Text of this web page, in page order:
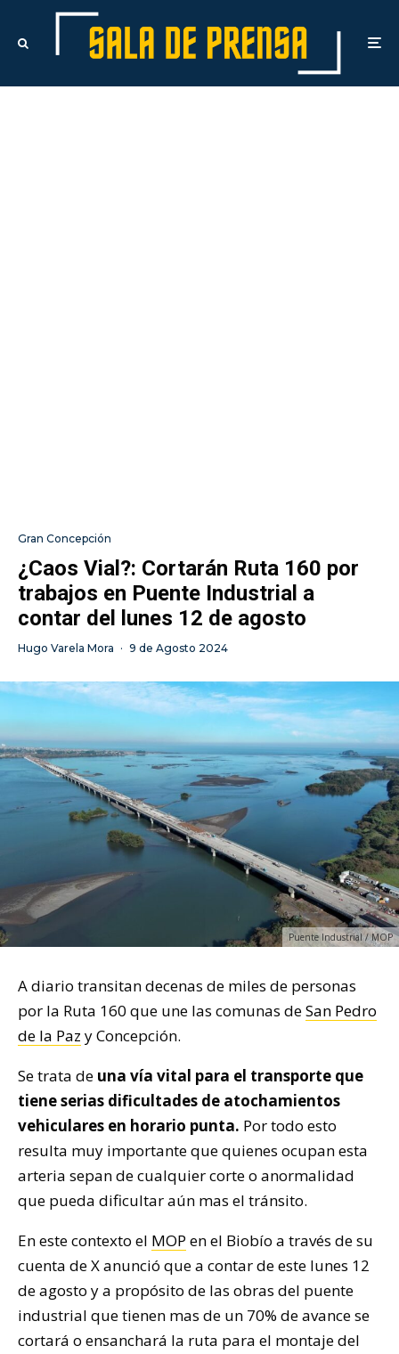
Gran Concepción
¿Caos Vial?: Cortarán Ruta 160 por
trabajos en Puente Industrial a
contar del lunes 12 de agosto
Hugo Varela Mora · 9 de Agosto 2024
Puente Industrial / MOP
A diario transitan decenas de miles de personas
por la Ruta 160 que une las comunas deSan Pedro
de la Paz y Concepción.
Se trata de una vía vital para el transporte que
tiene serias dificultades de atochamientos
vehiculares en horario punta. Por todo esto
resulta muy importante que quienes ocupan esta
arteria sepan de cualquier corte o anormalidad
que pueda dificultar aún mas el tránsito.
En este contexto el MOP en el Biobío a través de su
cuenta de X anunció que a contar de este lunes 12
de agosto y a propósito de las obras del puente
industrial que tienen mas de un 70% de avance se
cortará o ensanchará la ruta para el montaje del